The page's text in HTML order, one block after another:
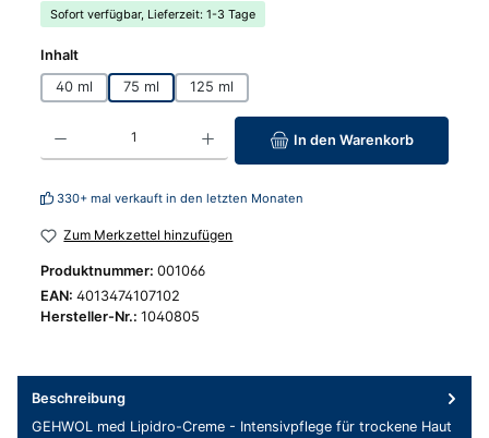
Sofort verfügbar, Lieferzeit: 1-3 Tage
Inhaltauswählen
40 ml
75 ml 125 ml
Produkt Anzahl: Gib den gewünschten Wert ein oder benutze die
In den Warenkorb
330+ mal verkauft in den letzten Monaten
Zum Merkzettel hinzufügen
Produktnummer: 001066
EAN: 4013474107102
Hersteller-Nr.: 1040805
Beschreibung
GEHWOL med Lipidro-Creme - Intensivpflege für trockene Haut